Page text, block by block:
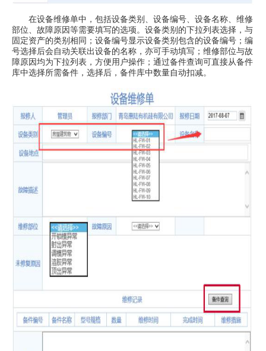
在设备维修单中，包括设备类别、设备编号、设备名称、维修
部位、故障原因等需要填写的选项。设备类别的下拉列表选择，与
固定资产的类别相同；设备编号显示设备类别包含的设备编号；编
号选择后会自动关联出设备的名称，亦可手动填写；维修部位与故
障原因均为下拉列表，方便用户操作；通过备件查询可直接从备件
库中选择所需备件，选择后，备件库中数量自动扣减。